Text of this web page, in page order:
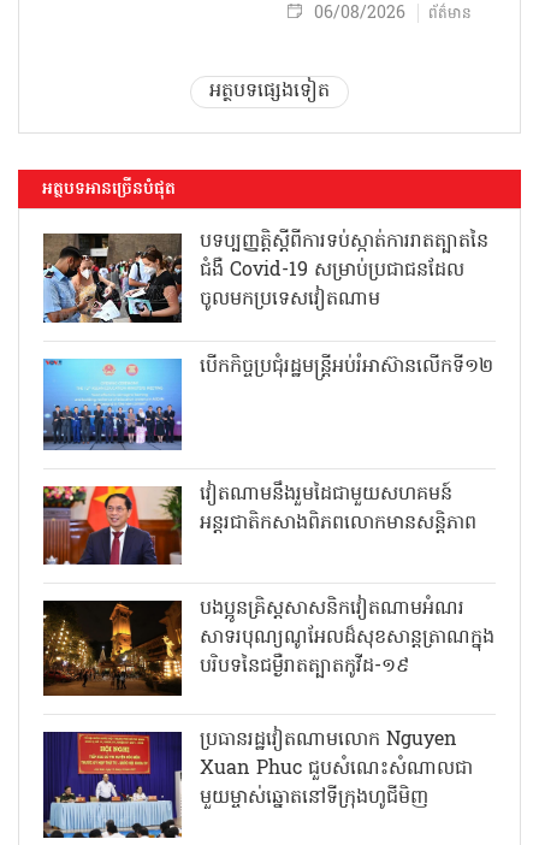
06/08/2026 ព័ត៌មាន
អត្ថបទផ្សេងទៀត
អត្ថបទអានច្រើនបំផុត
បទប្បញ្ញត្តិស្តីពីការទប់ស្កាត់ការរាតត្បាតនៃ
ជំងឺ Covid-19 សម្រាប់ប្រជាជនដែល
ចូលមកប្រទេសវៀតណាម
បើកកិច្ចប្រជុំរដ្ឋមន្ត្រីអប់រំអាស៊ានលើកទី១២
វៀតណាមនឹងរួមដៃជាមួយសហគមន៍
អន្តរជាតិកសាងពិភពលោកមានសន្តិភាព
បងប្អូនគ្រិស្តសាសនិកវៀតណាមអំណរ
សាទរបុណ្យណូអែលដ៏សុខសាន្តត្រាណក្នុង
បរិបទនៃជម្ងឺរាតត្បាតកូវីដ-១៩
ប្រធានរដ្ឋវៀតណាមលោក Nguyen
Xuan Phuc ជួបសំណេះសំណាលជា
មួយម្ចាស់ឆ្នោតនៅទីក្រុងហូជីមិញ